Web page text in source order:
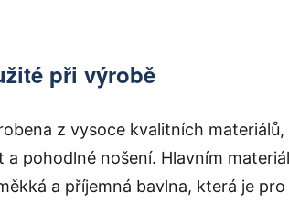
při výrobě
z vysoce kvalitních
a pohodlné nošení. Hlavním
a příjemná bavlna, která je